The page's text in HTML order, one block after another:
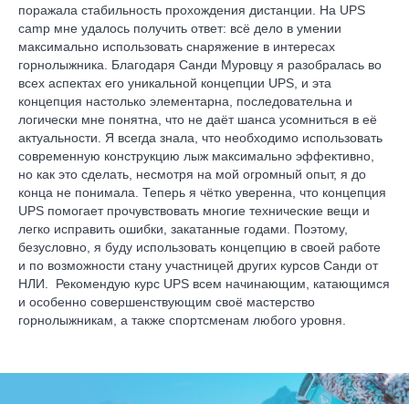
поражала стабильность прохождения дистанции. На UPS
camp мне удалось получить ответ: всё дело в умении
максимально использовать снаряжение в интересах
горнолыжника. Благодаря Санди Муровцу я разобралась во
всех аспектах его уникальной концепции UPS, и эта
концепция настолько элементарна, последовательна и
логически мне понятна, что не даёт шанса усомниться в её
актуальности. Я всегда знала, что необходимо использовать
современную конструкцию лыж максимально эффективно,
но как это сделать, несмотря на мой огромный опыт, я до
конца не понимала. Теперь я чётко уверенна, что концепция
UPS помогает прочувствовать многие технические вещи и
легко исправить ошибки, закатанные годами. Поэтому,
безусловно, я буду использовать концепцию в своей работе
и по возможности стану участницей других курсов Санди от
НЛИ. Рекомендую курс UPS всем начинающим, катающимся
и особенно совершенствующим своё мастерство
горнолыжникам, а также спортсменам любого уровня.